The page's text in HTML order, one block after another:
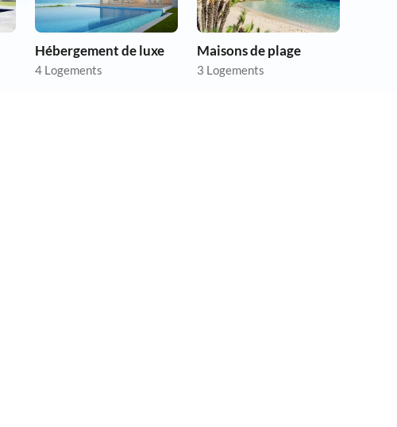
Hébergement de luxe
4 Logements
Maisons de plage
3 Logements